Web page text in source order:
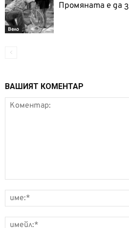
Вело
Промяната е да
ВАШИЯТ КОМЕНТАР